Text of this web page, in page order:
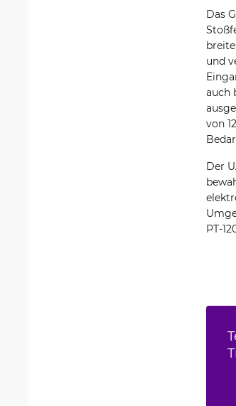
Das
und
auch
von
Der
PT-